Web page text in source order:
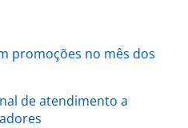
promoções no mês dos
de atendimento a